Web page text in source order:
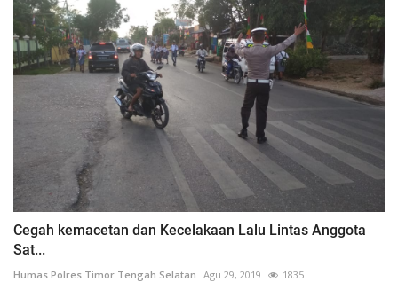
Cegah kemacetan dan Kecelakaan Lalu Lintas Anggota
Sat...
Humas Polres Timor Tengah Selatan Agu 29, 2019 1835